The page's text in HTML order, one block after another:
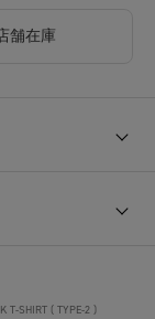
舗在庫
T-SHIRT ( TYPE-2 )